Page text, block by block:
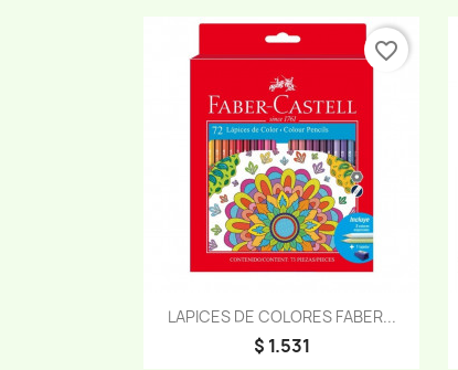
LAPICES DE COLORES FABER...
$ 1.531
Vista rápida
favorite_border